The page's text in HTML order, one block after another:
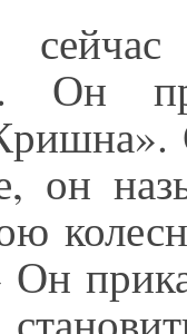
Он
он
Он